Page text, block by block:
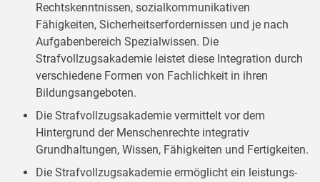
Rechtskenntnissen, sozialkommunikativen
Fähigkeiten, Sicherheitserfordernissen und je nach
Aufgabenbereich Spezialwissen. Die
Strafvollzugsakademie leistet diese Integration durch
verschiedene Formen von Fachlichkeit in ihren
Bildungsangeboten.
Die Strafvollzugsakademie vermittelt vor dem
Hintergrund der Menschenrechte integrativ
Grundhaltungen, Wissen, Fähigkeiten und Fertigkeiten.
Die Strafvollzugsakademie ermöglicht ein leistungs-